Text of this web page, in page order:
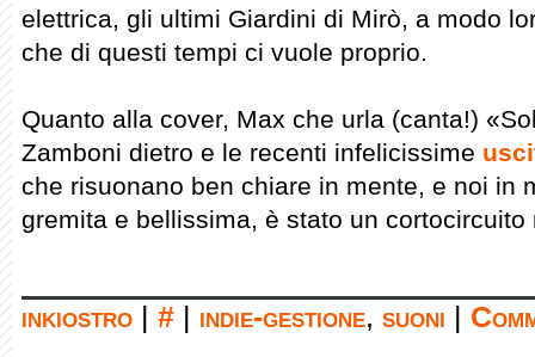
elettrica, gli ultimi Giardini di Mirò, a modo
che di questi tempi ci vuole proprio.
Quanto alla cover, Max che urla (canta!)
Zamboni dietro e le recenti infelicissime
che risuonano ben chiare in mente, e noi in
gremita e bellissima, è stato un
inkiostro | # | indie-gestione, suoni |